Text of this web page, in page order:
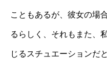
こともあるが、彼女の場
るらしく、それもまた、
じるスチュエーションだ